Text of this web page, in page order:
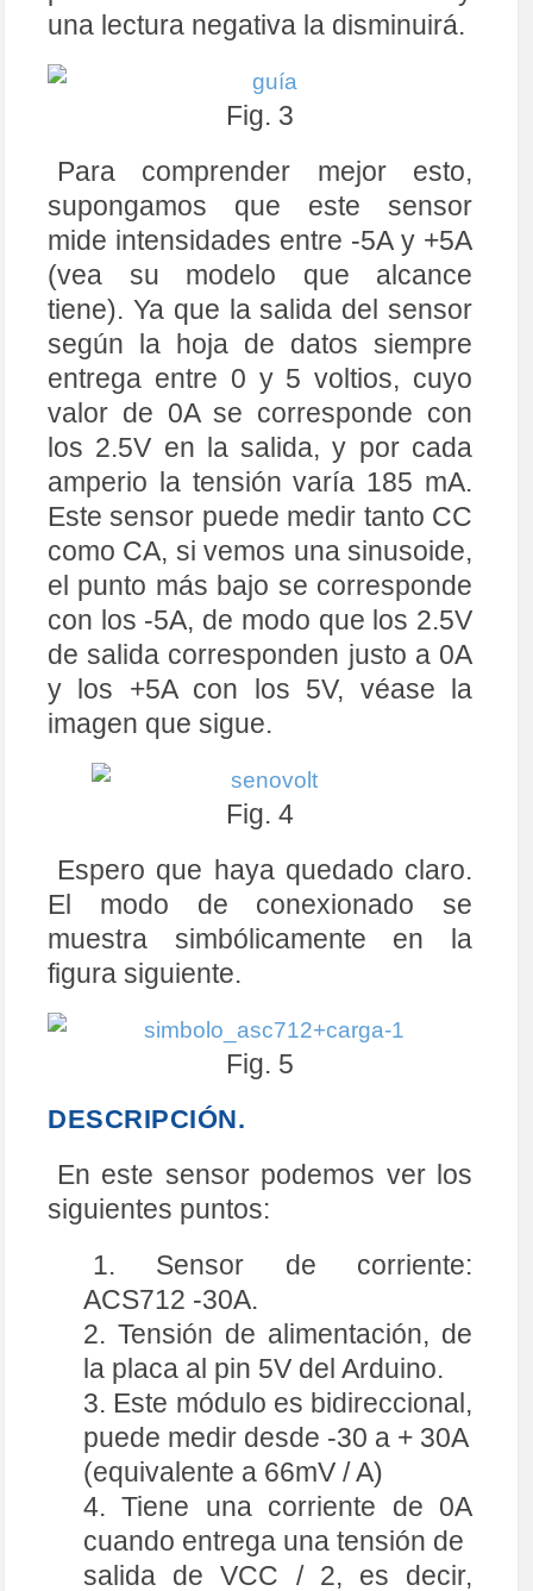
una lectura negativa la disminuirá.
Fig. 3
Para comprender mejor esto,
supongamos que este sensor
mide intensidades entre -5A y +5A
(vea su modelo que alcance
tiene). Ya que la salida del sensor
según la hoja de datos siempre
entrega entre 0 y 5 voltios, cuyo
valor de 0A se corresponde con
los 2.5V en la salida, y por cada
amperio la tensión varía 185 mA.
Este sensor puede medir tanto CC
como CA, si vemos una sinusoide,
el punto más bajo se corresponde
con los -5A, de modo que los 2.5V
de salida corresponden justo a 0A
y los +5A con los 5V, véase la
imagen que sigue.
Fig. 4
Espero que haya quedado claro.
El modo de conexionado se
muestra simbólicamente en la
figura siguiente.
Fig. 5
DESCRIPCIÓN.
En este sensor podemos ver los
siguientes puntos:
1. Sensor de corriente:
ACS712 -30A.
2. Tensión de alimentación, de
la placa al pin 5V del Arduino.
3. Este módulo es bidireccional,
puede medir desde -30 a + 30A
(equivalente a 66mV / A)
4. Tiene una corriente de 0A
cuando entrega una tensión de
salida de VCC / 2, es decir,